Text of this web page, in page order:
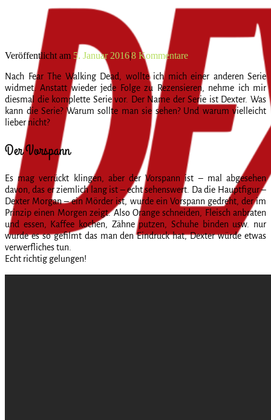
Veröffentlicht am 5. Januar 2016|8 Kommentare
Nach Fear The Walking Dead, wollte ich mich einer anderen Serie
widmet. Anstatt wieder jede Folge zu Rezensieren, nehme ich mir
diesmal die komplette Serie vor. Der Name der Serie ist Dexter. Was
kann die Serie? Warum sollte man sie sehen? Und warum vielleicht
lieber nicht?
Der Vorspann
Es mag verrückt klingen, aber der Vorspann ist – mal abgesehen
davon, das er ziemlich lang ist – echt sehenswert. Da die Hauptfigur –
Dexter Morgan – ein Mörder ist, wurde ein Vorspann gedreht, der im
Prinzip einen Morgen zeigt. Also Orange schneiden, Fleisch anbraten
und essen, Kaffee kochen, Zähne putzen, Schuhe binden usw. nur
wurde es so gefilmt das man den Eindruck hat, Dexter würde etwas
verwerfliches tun.
Echt richtig gelungen!